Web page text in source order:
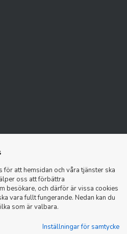
MED OSS
att hemsidan och våra tjänster ska
oss att förbättra
besökare, och därför är vissa cookies
vara fullt fungerande. Nedan kan du
som är valbara.
Inställningar för samtycke